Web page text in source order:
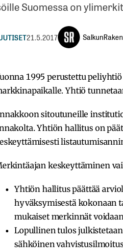
Suomessa on
21.5.2017
1995 perustettu
Yhtiö
sitoutuneille
Yhtiön hallitus on
keskeyttäminen
Yhtiön hallitus päättää
hyväksymisestä kokonaan
mukaiset merkinnät
Lopullinen tulos
sähköinen